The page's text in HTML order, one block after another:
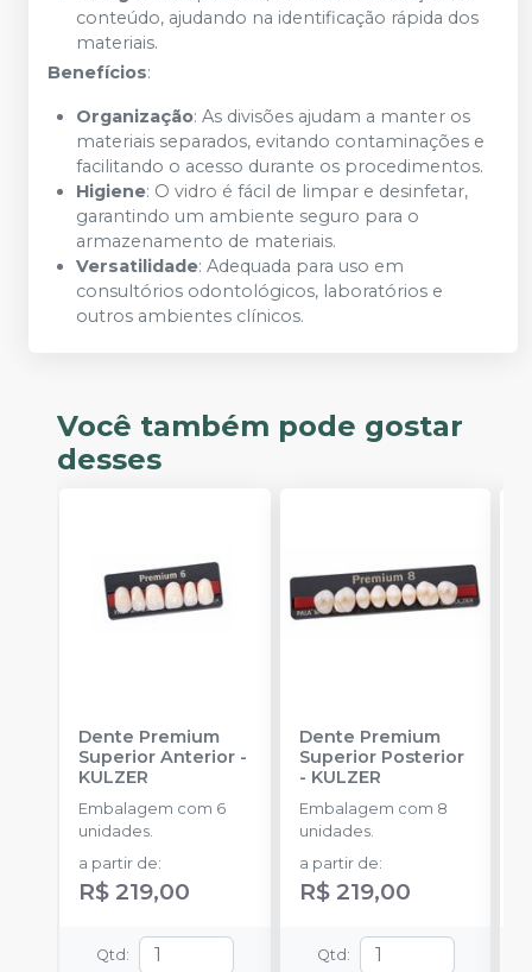
conteúdo, ajudando na identificação rápida dos
materiais.
Benefícios:
Organização: As divisões ajudam a manter os
materiais separados, evitando contaminações e
facilitando o acesso durante os procedimentos.
Higiene: O vidro é fácil de limpar e desinfetar,
garantindo um ambiente seguro para o
armazenamento de materiais.
Versatilidade: Adequada para uso em
consultórios odontológicos, laboratórios e
outros ambientes clínicos.
Você também pode gostar
desses
Dente Premium
Superior Anterior -
KULZER
Embalagem com 6
unidades.
a partir de:
R$ 219,00
Qtd :
Dente Premium
Superior Posterior
- KULZER
Embalagem com 8
unidades.
a partir de:
R$ 219,00
Qtd :